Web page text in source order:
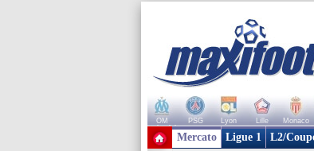
OM PSG Lyon Lille Monaco
+ de clubs
Mercato Ligue 1 L2/